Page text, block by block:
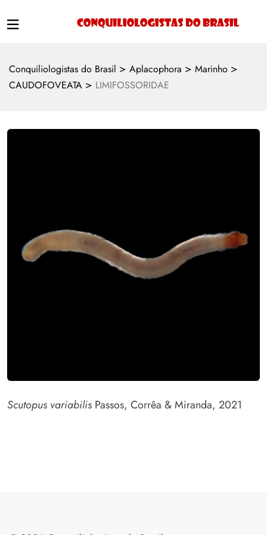
Conquiliologistas do Brasil > Aplacophora > Marinho >
CAUDOFOVEATA > LIMIFOSSORIDAE
Scutopus variabilis Passos, Corrêa & Miranda, 2021